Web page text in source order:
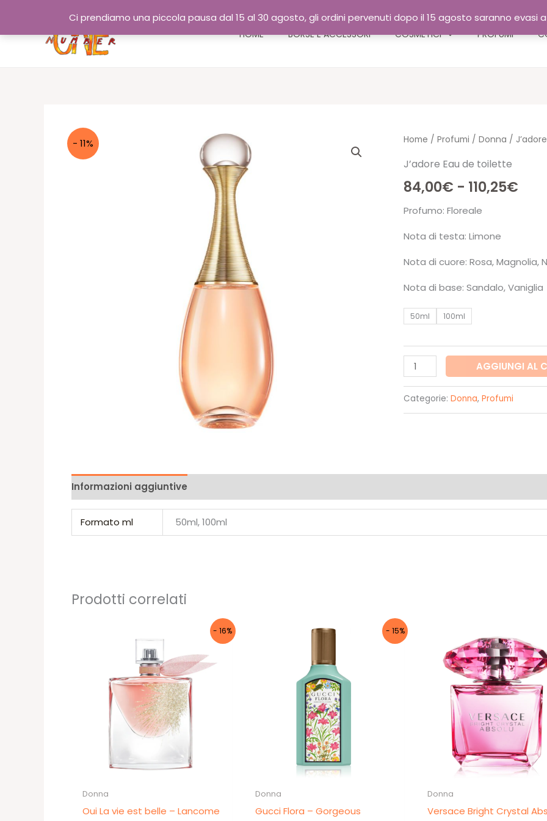
Ci prendiamo una piccola pausa dal 15 al 30 agosto, gli ordini pervenuti dopo il 15 agosto saranno evasi
contenuto
HOME BORSE E ACCESSORI COSMETICI PROFUMI
- 11% Home / Profumi / Donna /
J’adore Eau de toilette
84,00€ - 110,25€
da
Profumo: Floreale
Nota di testa: Limone
Nota di cuore: Rosa, Magnolia,
Nota di base: Sandalo, Vaniglia
50ml 100ml
J'adore
Eau
de
toilette
AGGIUNGI AL
Categorie: Donna, Profumi
Informazioni aggiuntive
Formato ml 50ml, 100ml
Prodotti correlati
- 16%
Donna
Oui La vie est belle – Lancome
- 15%
Donna
Gucci Flora – Gorgeous
Donna
Versace Bright Crystal